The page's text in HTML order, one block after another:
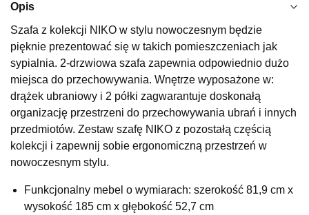
SALON MEBLOWY KUBUŚ
Salon meblowy
66-470 KOSTRZYN NAD ODRĄ
Nr tel.507103199
Godziny otwarcia
Pn-Pt: 10:00-18:00, Sb: 10:00-14:00
679,00 zł
Opis
Szafa z kolekcji NIKO w stylu nowoczesnym będzie
pięknie prezentować się w takich pomieszczeniach jak
sypialnia. 2-drzwiowa szafa zapewnia odpowiednio dużo
miejsca do przechowywania. Wnętrze wyposażone w:
drążek ubraniowy i 2 półki zagwarantuje doskonałą
organizację przestrzeni do przechowywania ubrań i innych
przedmiotów. Zestaw szafę NIKO z pozostałą częścią
kolekcji i zapewnij sobie ergonomiczną przestrzeń w
nowoczesnym stylu.
Funkcjonalny mebel o wymiarach: szerokość 81,9 cm x
wysokość 185 cm x głębokość 52,7 cm